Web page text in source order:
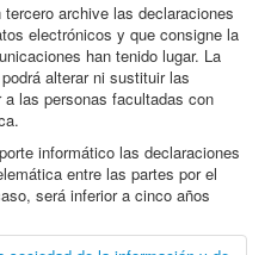
archive las declaraciones
electrónicos y que consigne la
han tenido lugar. La
alterar ni sustituir las
las personas facultadas con
informático las declaraciones
entre las partes por el
será inferior a cinco años